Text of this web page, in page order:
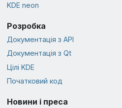
KDE neon
Розробка
Документація з API
Документація з Qt
Цілі KDE
Початковий код
Новини і преса